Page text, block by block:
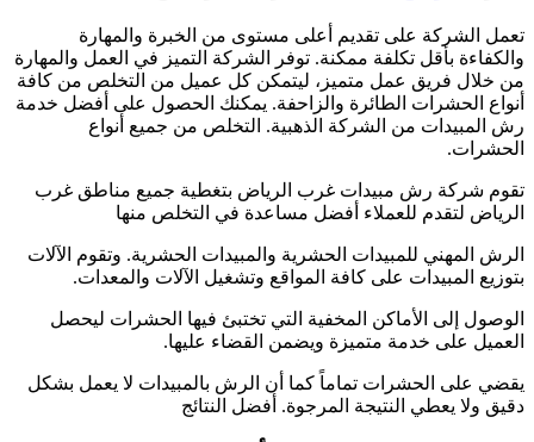
تعمل الشركة على تقديم أعلى مستوى من الخبرة والمهارة
والكفاءة بأقل تكلفة ممكنة. توفر الشركة التميز في العمل والمهارة
من خلال فريق عمل متميز، ليتمكن كل عميل من التخلص من كافة
أنواع الحشرات الطائرة والزاحفة. يمكنك الحصول على أفضل خدمة
رش المبيدات من الشركة الذهبية. التخلص من جميع أنواع
الحشرات.
تقوم شركة رش مبيدات غرب الرياض بتغطية جميع مناطق غرب
الرياض لتقدم للعملاء أفضل مساعدة في التخلص منها
الرش المهني للمبيدات الحشرية والمبيدات الحشرية. وتقوم الآلات
بتوزيع المبيدات على كافة المواقع وتشغيل الآلات والمعدات.
الوصول إلى الأماكن المخفية التي تختبئ فيها الحشرات ليحصل
العميل على خدمة متميزة ويضمن القضاء عليها.
يقضي على الحشرات تماماً كما أن الرش بالمبيدات لا يعمل بشكل
دقيق ولا يعطي النتيجة المرجوة. أفضل النتائج